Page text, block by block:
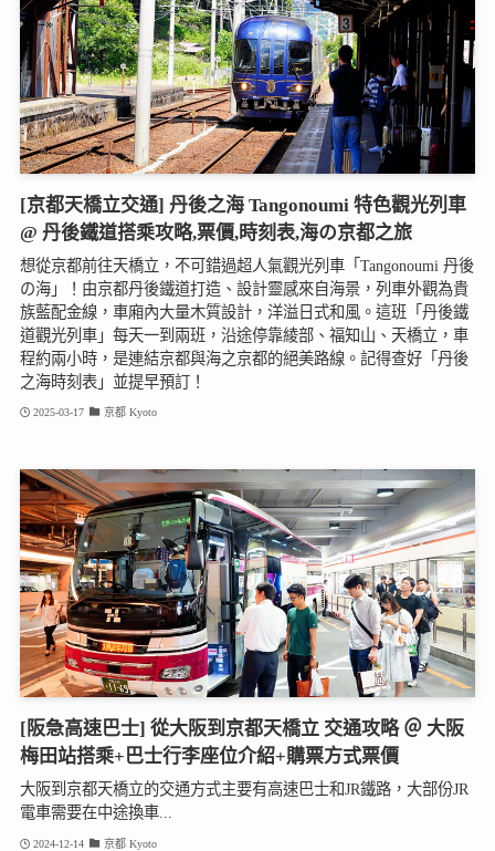
[京都天橋立交通] 丹後之海 Tangonoumi 特色觀光列車
@ 丹後鐵道搭乘攻略,票價,時刻表,海の京都之旅
想從京都前往天橋立，不可錯過超人氣觀光列車「Tangonoumi 丹後
の海」！由京都丹後鐵道打造、設計靈感來自海景，列車外觀為貴
族藍配金線，車廂內大量木質設計，洋溢日式和風。這班「丹後鐵
道觀光列車」每天一到兩班，沿途停靠綾部、福知山、天橋立，車
程約兩小時，是連結京都與海之京都的絕美路線。記得查好「丹後
之海時刻表」並提早預訂！
2025-03-17 京都 Kyoto
[阪急高速巴士] 從大阪到京都天橋立 交通攻略 ＠ 大阪
梅田站搭乘+巴士行李座位介紹+購票方式票價
大阪到京都天橋立的交通方式主要有高速巴士和JR鐵路，大部份JR
電車需要在中途換車...
2024-12-14 京都 Kyoto